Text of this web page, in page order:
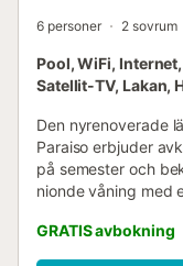
6 personer 2 sovrum
Pool, WiFi,
Satellit-TV, Lakan,
Den nyrenoverade
Paraiso erbjuder
på semester och
nionde våning med
ingår. I lägenheten
spegelgarderob
GRATIS avbokning